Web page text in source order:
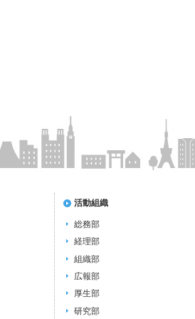
活動組織
総務部
経理部
組織部
広報部
厚生部
研究部